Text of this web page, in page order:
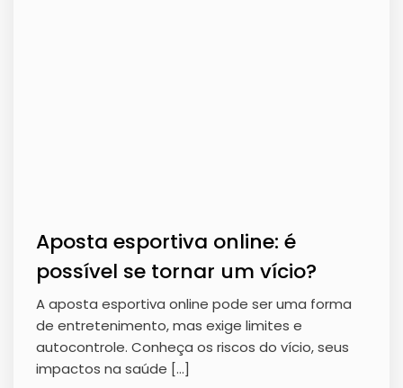
Aposta esportiva online: é
possível se tornar um vício?
A aposta esportiva online pode ser uma forma
de entretenimento, mas exige limites e
autocontrole. Conheça os riscos do vício, seus
impactos na saúde […]